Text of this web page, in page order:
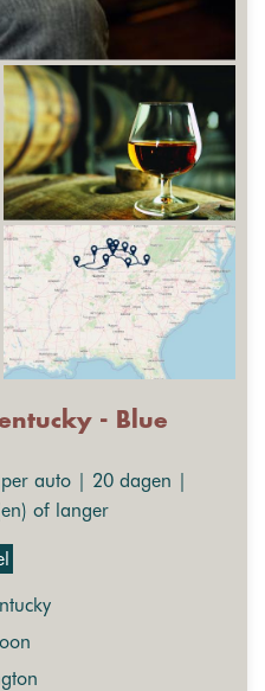
- Blue
auto | 20 dagen |
of langer